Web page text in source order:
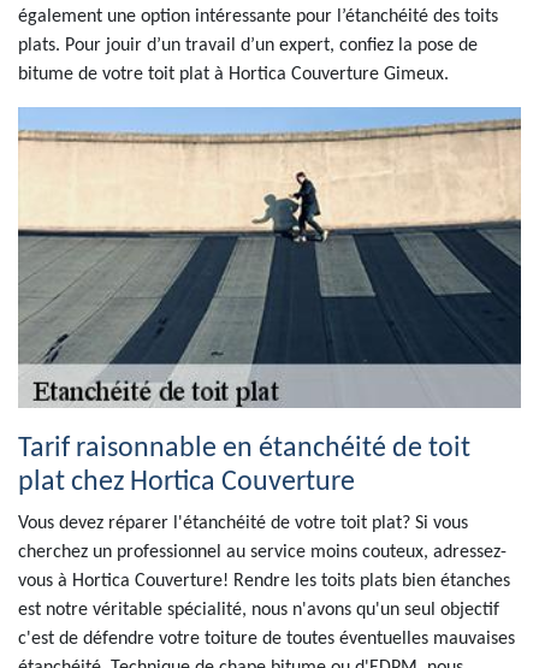
également une option intéressante pour l’étanchéité des toits
plats. Pour jouir d’un travail d’un expert, confiez la pose de
bitume de votre toit plat à Hortica Couverture Gimeux.
Tarif raisonnable en étanchéité de toit
plat chez Hortica Couverture
Vous devez réparer l'étanchéité de votre toit plat? Si vous
cherchez un professionnel au service moins couteux, adressez-
vous à Hortica Couverture! Rendre les toits plats bien étanches
est notre véritable spécialité, nous n'avons qu'un seul objectif
c'est de défendre votre toiture de toutes éventuelles mauvaises